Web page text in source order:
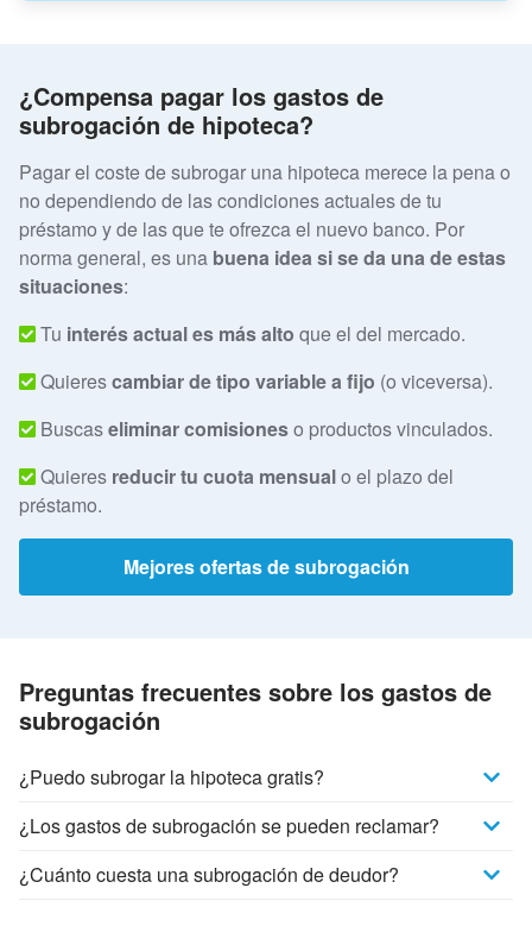
¿Compensa pagar los gastos de
subrogación de hipoteca?
Pagar el coste de subrogar una hipoteca merece la pena o
no dependiendo de las condiciones actuales de tu
préstamo y de las que te ofrezca el nuevo banco. Por
norma general, es una buena idea si se da una de estas
situaciones:
Tu interés actual es más alto que el del mercado.
Quierescambiar de tipo variable a fijo (o viceversa).
Buscaseliminar comisioneso productos vinculados.
Quieres reducir tu cuota mensualo el plazo del
préstamo.
Mejores ofertas de subrogación
Preguntas frecuentes sobre los gastos de
subrogación
¿Puedo subrogar la hipoteca gratis?
¿Los gastos de subrogación se pueden reclamar?
¿Cuánto cuesta una subrogación de deudor?